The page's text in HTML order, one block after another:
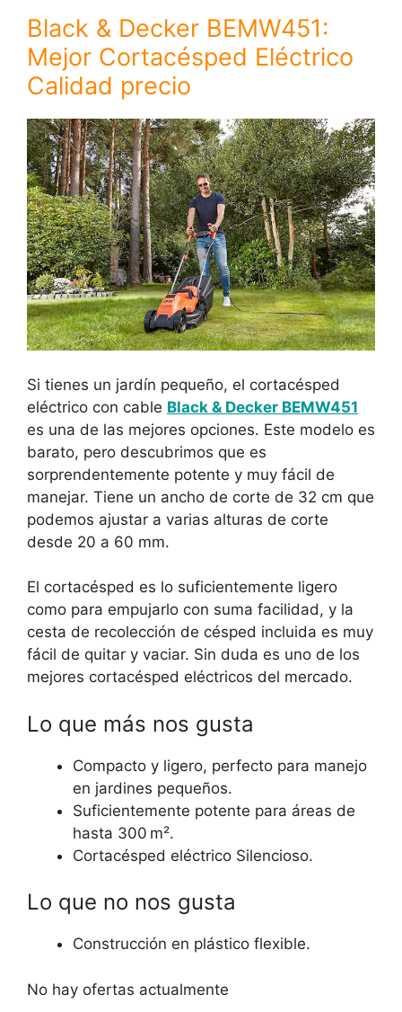
Black & Decker BEMW451:
Mejor Cortacésped Eléctrico
Calidad precio
Si tienes un jardín pequeño, el cortacésped
eléctrico con cable Black & Decker BEMW451
es una de las mejores opciones. Este modelo es
barato, pero descubrimos que es
sorprendentemente potente y muy fácil de
manejar. Tiene un ancho de corte de 32 cm que
podemos ajustar a varias alturas de corte
desde 20 a 60 mm.
El cortacésped es lo suficientemente ligero
como para empujarlo con suma facilidad, y la
cesta de recolección de césped incluida es muy
fácil de quitar y vaciar. Sin duda es uno de los
mejores cortacésped eléctricos del mercado.
Lo que más nos gusta
Compacto y ligero, perfecto para manejo
en jardines pequeños.
Suficientemente potente para áreas de
hasta 300 m².
Cortacésped eléctrico Silencioso.
Lo que no nos gusta
Construcción en plástico flexible.
No hay ofertas actualmente